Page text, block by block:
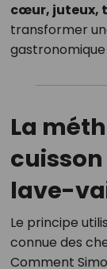
cœur, juteux,
transformer
gastronomique
La
lave-
Le principe
connue des
Comment